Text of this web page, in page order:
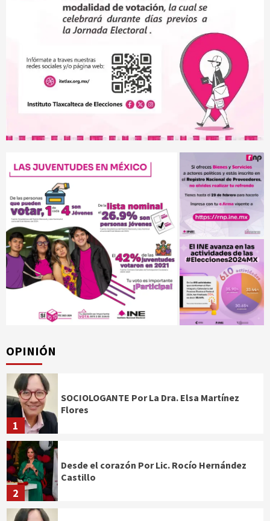
OPINIÓN
1
SOCIOLOGANTE Por La Dra. Elsa Martínez
Flores
2
Desde el corazón Por Lic. Rocío Hernández
Castillo